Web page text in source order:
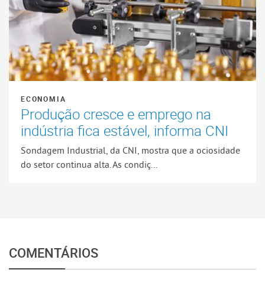
ECONOMIA
Produção cresce e emprego na
indústria fica estável, informa CNI
Sondagem Industrial, da CNI, mostra que a ociosidade
do setor continua alta. As condiç...
COMENTÁRIOS